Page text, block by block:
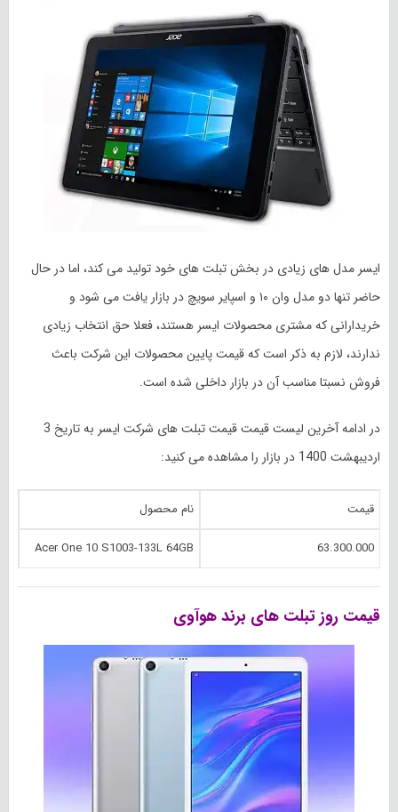
ایسر مدل های زیادی در بخش تبلت های خود تولید می کند، اما در حال
حاضر تنها دو مدل وان ۱۰ و اسپایر سویچ در بازار یافت می شود و
خریدارانی که مشتری محصولات ایسر هستند، فعلا حق انتخاب زیادی
ندارند، لازم به ذکر است که قیمت پایین محصولات این شرکت باعث
فروش نسبتا مناسب آن در بازار داخلی شده است.
در ادامه آخرین لیست قیمت قیمت تبلت های شرکت ایسر به تاریخ 3
اردیبهشت 1400 در بازار را مشاهده می کنید:
قیمت نام محصول
63.300.000
Acer One 10 S1003-133L 64GB
قیمت روز تبلت های برند هوآوی